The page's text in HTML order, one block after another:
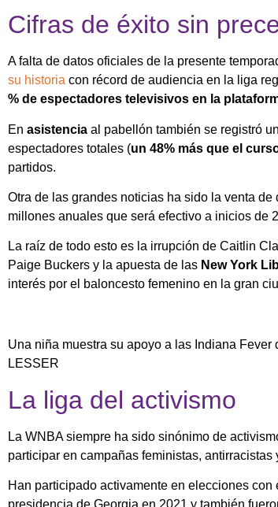
Cifras de éxito sin
A falta de datos oficiales de la presente
su historia con récord de audiencia en la liga
% de espectadores televisivos en la
En asistencia al pabellón también se registró
espectadores totales (un 48% más que el
partidos.
Otra de las grandes noticias ha sido la venta
millones anuales que será efectivo a inicios de
La raíz de todo esto es la irrupción de Caitlin
Paige Buckers y la apuesta de las New York
interés por el baloncesto femenino en la gran
Una niña muestra su apoyo a las Indiana
LESSER
La liga del activismo
La WNBA siempre ha sido sinónimo de
participar en campañas feministas, antirracistas
Han participado activamente en elecciones con
presidencia de Georgia en 2021 y también